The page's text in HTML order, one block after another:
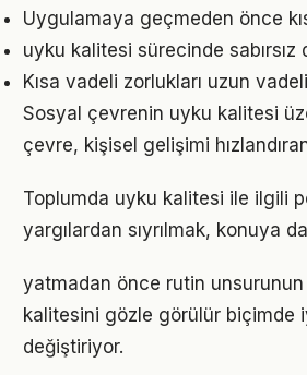
Uygulamaya geçmeden önce
uyku kalitesi sürecinde sabırsız
Kısa vadeli zorlukları uzun
Sosyal çevrenin uyku kalitesi
çevre, kişisel gelişimi
Toplumda uyku kalitesi ile ilgili
yargılardan sıyrılmak, konuya
yatmadan önce rutin
kalitesini gözle görülür biçimde
değiştiriyor.